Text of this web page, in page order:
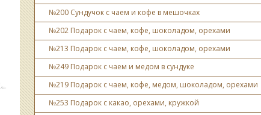
№200 Сундучок с чаем и кофе в мешочках
№202 Подарок с чаем, кофе, шоколадом, орехами
№213 Подарок с чаем, кофе, шоколадом, орехами
№249 Подарок с чаем и медом в сундуке
№219 Подарок с чаем, кофе, медом, шоколадом, орехами
№253 Подарок с какао, орехами, кружкой